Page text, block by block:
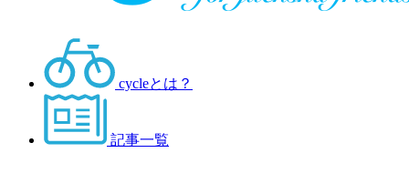
cycleとは？
記事一覧